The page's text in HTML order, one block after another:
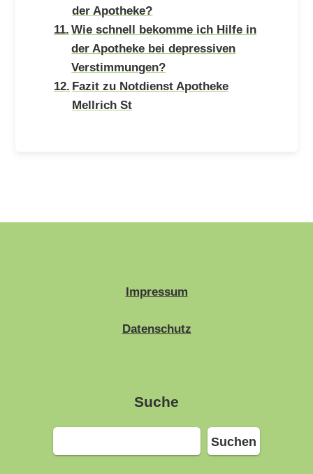
der Apotheke?
Wie schnell bekomme ich Hilfe in
der Apotheke bei depressiven
Verstimmungen?
Fazit zu Notdienst Apotheke
Mellrich St
Impressum
Datenschutz
Suche
Suchen
Suchen